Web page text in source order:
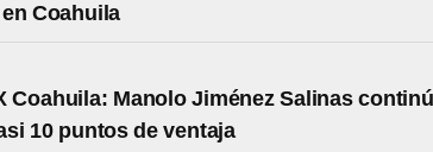
Coahuila
Coahuila: Manolo Jiménez Salinas
10 puntos de ventaja